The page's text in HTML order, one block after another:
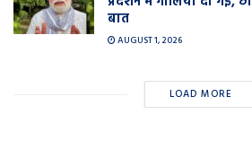
बात
AUGUST 1, 2026
LOAD MORE